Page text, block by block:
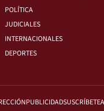
POLÍTICA
JUDICIALES
INTERNACIONALES
DEPORTES
PUBLICIDADSUSCRÍBETE